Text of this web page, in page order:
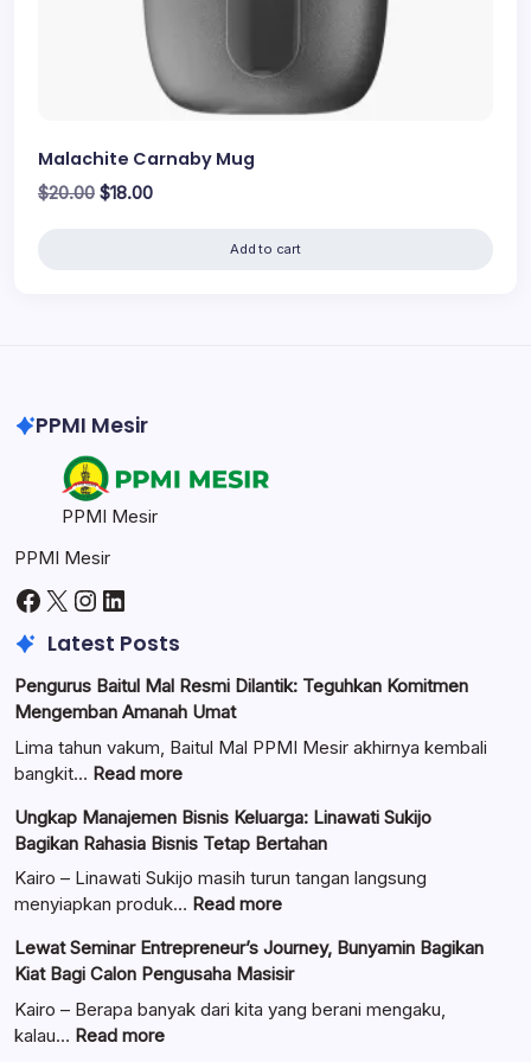
Malachite Carnaby Mug
$20.00 Original
$18.00Current
Add to cart
PPMI Mesir
PPMI Mesir
PPMI Mesir
Facebook
X Instagram
LinkedIn
Latest Posts
Pengurus Baitul Mal Resmi Dilantik: Teguhkan Komitmen
Mengemban Amanah Umat
Lima tahun vakum, Baitul Mal PPMI Mesir akhirnya kembali
bangkit… Read more:
Baitul
Mal
Resmi
Dilantik:
Komitmen
Mengemban
Amanah
Ungkap Manajemen Bisnis Keluarga: Linawati Sukijo
Bagikan Rahasia Bisnis Tetap Bertahan
Kairo – Linawati Sukijo masih turun tangan langsung
menyiapkan produk… Read more:
Manajemen
Bisnis
Keluarga:
Lewat Seminar Entrepreneur’s Journey, Bunyamin Bagikan
Kiat Bagi Calon Pengusaha Masisir
Kairo – Berapa banyak dari kita yang berani mengaku,
kalau… Read more: